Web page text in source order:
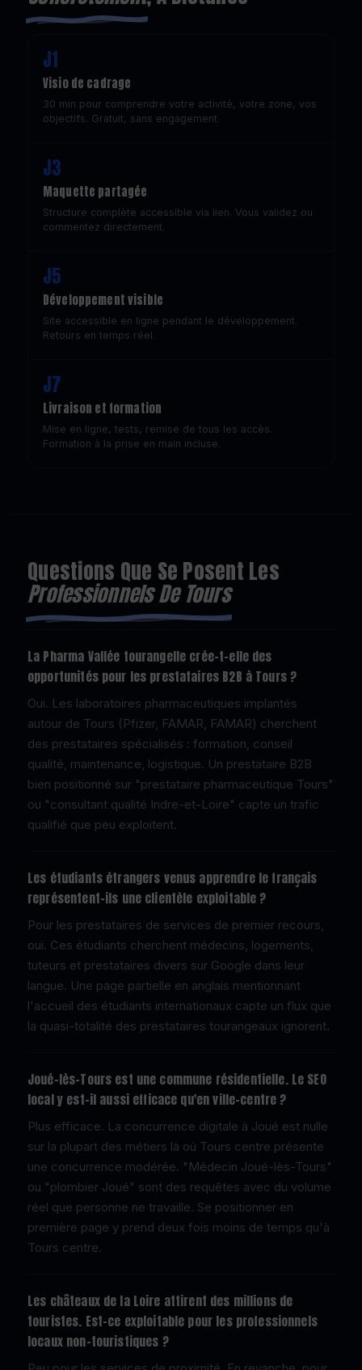
J1
Visio de cadrage
30 min pour comprendre votre activité, votre zone, vos
objectifs. Gratuit, sans engagement.
J3
Maquette partagée
Structure complète accessible via lien. Vous validez ou
commentez directement.
J5
Développement visible
Site accessible en ligne pendant le développement.
Retours en temps réel.
J7
Livraison et formation
Mise en ligne, tests, remise de tous les accès.
Formation à la prise en main incluse.
Questions Que Se Posent Les
Professionnels De Tours
La Pharma Vallée tourangelle crée-t-elle des
opportunités pour les prestataires B2B à Tours ?
Oui. Les laboratoires pharmaceutiques implantés
autour de Tours (Pfizer, FAMAR, FAMAR) cherchent
des prestataires spécialisés : formation, conseil
qualité, maintenance, logistique. Un prestataire B2B
bien positionné sur "prestataire pharmaceutique Tours"
ou "consultant qualité Indre-et-Loire" capte un trafic
qualifié que peu exploitent.
Les étudiants étrangers venus apprendre le français
représentent-ils une clientèle exploitable ?
Pour les prestataires de services de premier recours,
oui. Ces étudiants cherchent médecins, logements,
tuteurs et prestataires divers sur Google dans leur
langue. Une page partielle en anglais mentionnant
l'accueil des étudiants internationaux capte un flux que
la quasi-totalité des prestataires tourangeaux ignorent.
Joué-lès-Tours est une commune résidentielle. Le SEO
local y est-il aussi efficace qu'en ville-centre ?
Plus efficace. La concurrence digitale à Joué est nulle
sur la plupart des métiers là où Tours centre présente
une concurrence modérée. "Médecin Joué-lès-Tours"
ou "plombier Joué" sont des requêtes avec du volume
réel que personne ne travaille. Se positionner en
première page y prend deux fois moins de temps qu'à
Tours centre.
Les châteaux de la Loire attirent des millions de
touristes. Est-ce exploitable pour les professionnels
locaux non-touristiques ?